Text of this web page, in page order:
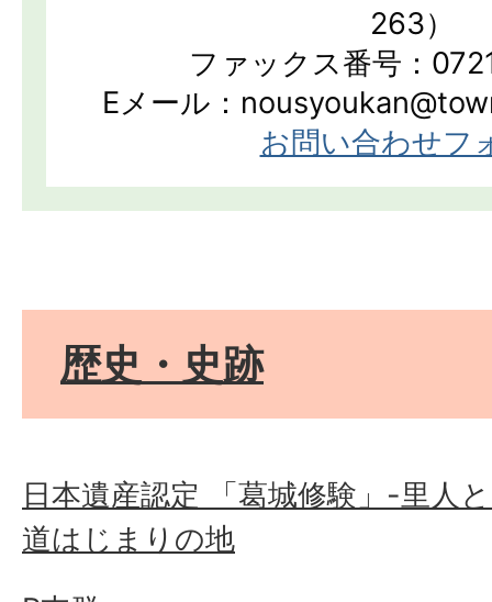
263）
ファックス番号：
Eメール：
お問い合わせフ
歴史・史跡
日本遺産認定 「葛城修験」-里人
道はじまりの地